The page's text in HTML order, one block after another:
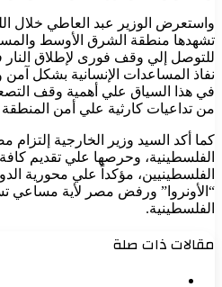
واستعرض الوزير عبد العاطي خلال
تشهدها منطقة الشرق الأوسط
للتوصل إلي وقف فورى لإطلاق
نفاذ المساعدات الإنسانية بشكل
في هذا السياق علي أهمية وقف
من تداعيات كارثية علي أمن
كما أكد السيد وزير الخارجية إلتزام
الفلسطينية، وحرصها علي تقديم
الفلسطينيين، مؤكداً علي محورية
“الأونروا” ورفض مصر لأية مساعي
الفلسطينية.
مقالات ذات صلة